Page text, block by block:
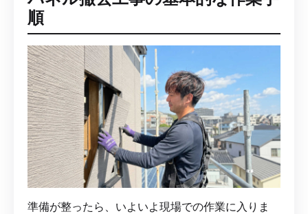
順
準備が整ったら、いよいよ現場での作業に入りま